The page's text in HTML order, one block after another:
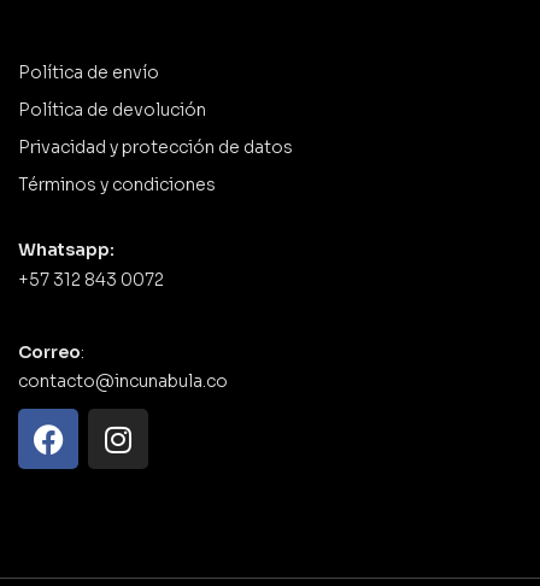
Política de envío
Política de devolución
Privacidad y protección de datos
Términos y condiciones
Whatsapp:
+57 312 843 0072
Correo:
contacto@incunabula.co